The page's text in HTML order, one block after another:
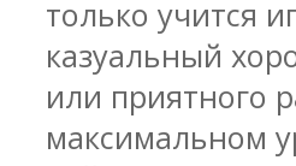
только учится
казуальный
или приятного
максимальном